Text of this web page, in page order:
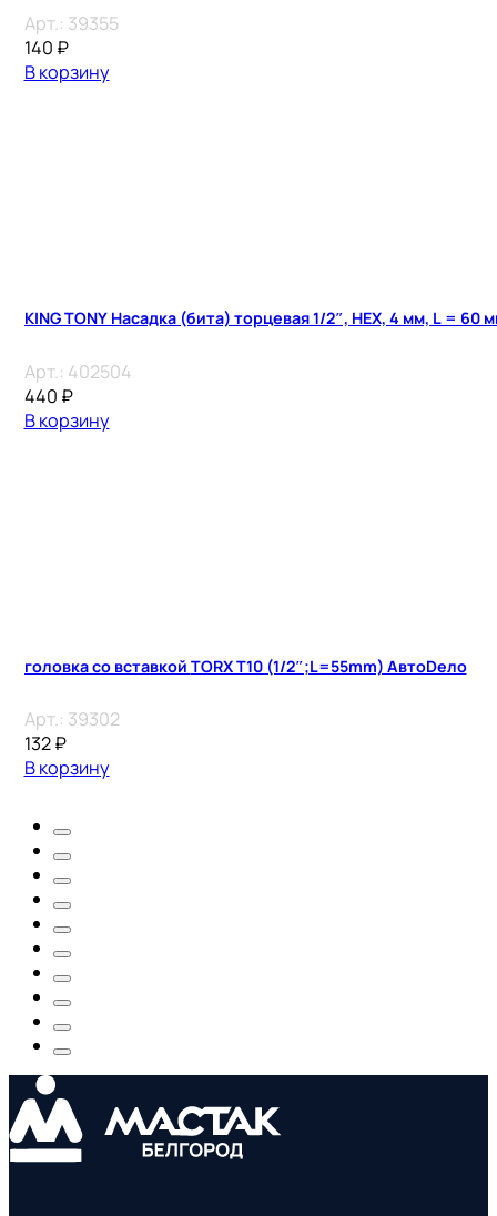
Арт.: 39355
140 ₽
В корзину
KING TONY Насадка (бита) торцевая 1/2″, HEX, 4 мм, L = 60
Арт.: 402504
440 ₽
В корзину
головка со вставкой TORX T10 (1/2″;L=55mm) АвтоDело
Арт.: 39302
132₽
В корзину